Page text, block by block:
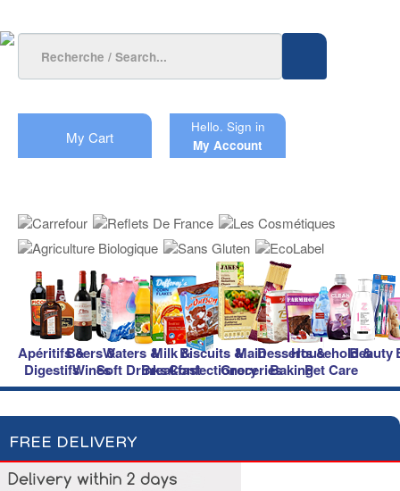
My Cart
Hello. Sign in
My Account
Apéritifs &
Digestifs
Beers &
Wines
Waters &
Soft Drinks
Milk &
Breakfast
Biscuits &
Confectionery
Main
Groceries
Desserts &
Baking
Household &
Pet Care
Beauty
FREE DELIVERY